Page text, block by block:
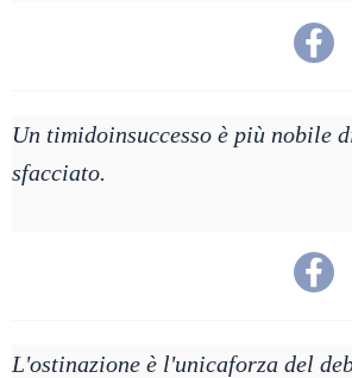
Un timidoinsuccesso è più nobile
sfacciato.
L'ostinazione è l'unicaforza del